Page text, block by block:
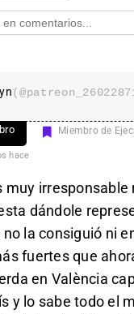
Miembro de
hace
muy
dándole
la consiguió ni
fuertes que
en València
y lo sabe todo el